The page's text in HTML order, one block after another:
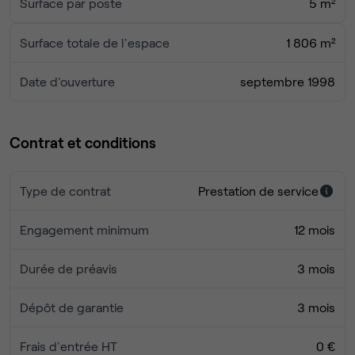
Surface par poste 5 m²
Surface totale de l'espace 1 806 m²
Date d'ouverture septembre 1998
Contrat et conditions
Type de contrat Prestation de service
Engagement minimum 12 mois
Durée de préavis 3 mois
Dépôt de garantie 3 mois
Frais d'entrée HT 0 €